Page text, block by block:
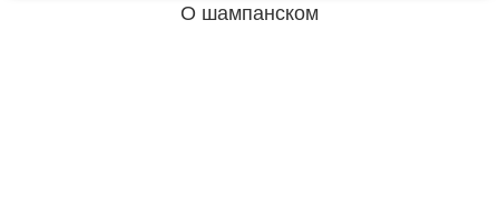
О шампанском